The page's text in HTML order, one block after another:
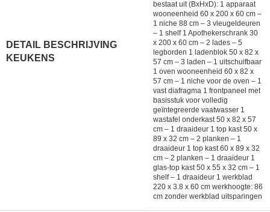
DETAIL BESCHRIJVING
KEUKENS
bestaat uit (BxHxD): 1 apparaat
wooneenheid 60 x 200 x 60 cm –
1 niche 88 cm – 3 vleugeldeuren
– 1 shelf 1 Apothekerschrank 30
x 200 x 60 cm – 2 lades – 5
legborden 1 ladenblok 50 x 82 x
57 cm – 3 laden – 1 uitschuifbaar
1 oven wooneenheid 60 x 82 x
57 cm – 1 niche voor de oven – 1
vast diafragma 1 frontpaneel met
basisstuk voor volledig
geïntegreerde vaatwasser 1
wastafel onderkast 50 x 82 x 57
cm – 1 draaideur 1 top kast 50 x
89 x 32 cm – 2 planken – 1
draaideur 1 top kast 60 x 89 x 32
cm – 2 planken – 1 draaideur 1
glas-top kast 50 x 55 x 32 cm – 1
shelf – 1 draaideur 1 werkblad
220 x 3.8 x 60 cm werkhoogte: 86
cm zonder werkblad uitsparingen